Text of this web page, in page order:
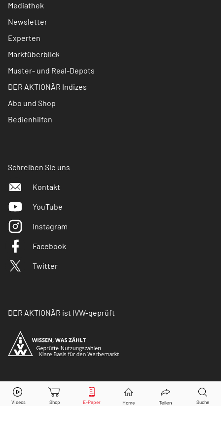
Mediathek
Newsletter
Experten
Marktüberblick
Muster- und Real-Depots
DER AKTIONÄR Indizes
Abo und Shop
Bedienhilfen
Schreiben Sie uns
Kontakt
YouTube
Instagram
Facebook
Twitter
DER AKTIONÄR ist IVW-geprüft
© Copyright 2026 Börsenmedien AG. Alle Rechte